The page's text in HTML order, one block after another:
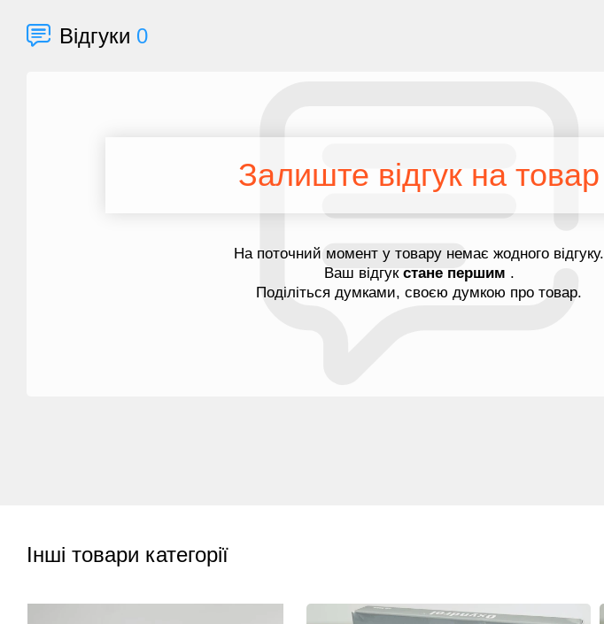
Відгуки 0
Залиште відгук на товар
На поточний момент у товару немає жодного відгуку.
Ваш відгук стане першим .
Поділіться думками, своєю думкою про товар.
Інші товари категорії